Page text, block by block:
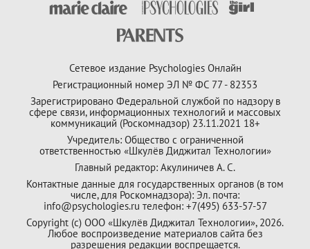
Сетевое издание Psychologies Онлайн
Регистрационный номер ЭЛ № ФС 77 - 82353
Зарегистрировано Федеральной службой по надзору в
сфере связи, информационных технологий и массовых
коммуникаций (Роскомнадзор) 23.11.2021 18+
Учредитель: Общество с ограниченной
ответственностью «Шкулёв Диджитал Технологии»
Главный редактор: Акулиничев А. С.
Контактные данные для государственных органов (в том
числе, для Роскомнадзора): Эл. почта:
info@psychologies.ru телефон: +7(495) 633-57-57
Copyright (с) ООО «Шкулёв Диджитал Технологии», 2026.
Любое воспроизведение материалов сайта без
разрешения редакции воспрещается.